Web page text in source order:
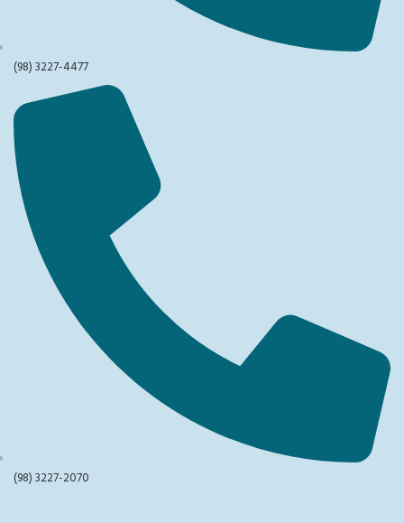
(98) 3227-4477
(98) 3227-2070